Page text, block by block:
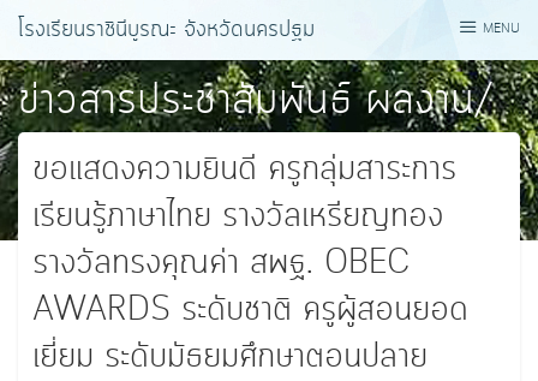
Skip
content
โรงเรียนราชินีบูรณะ จังหวัดนครปฐม MENU
ข่าวสารประชาสัมพันธ์ ผลงาน/
รางวัล
ขอแสดงความยินดี ครูกลุ่มสาระการ
เรียนรู้ภาษาไทย รางวัลเหรียญทอง
รางวัลทรงคุณค่า สพฐ. OBEC
AWARDS ระดับชาติ ครูผู้สอนยอด
เยี่ยม ระดับมัธยมศึกษาตอนปลาย